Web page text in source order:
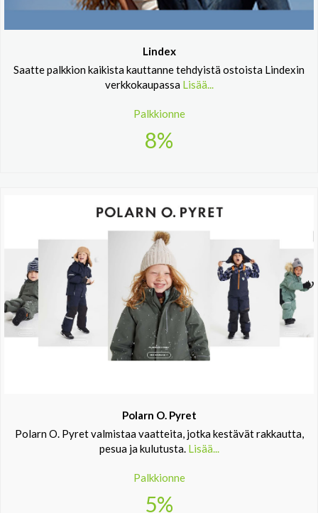
Lindex
Saatte palkkion kaikista kauttanne tehdyistä ostoista Lindexin
verkkokaupassa Lisää...
Palkkionne
8%
Polarn O. Pyret
Polarn O. Pyret valmistaa vaatteita, jotka kestävät rakkautta,
pesua ja kulutusta. Lisää...
Palkkionne
5%